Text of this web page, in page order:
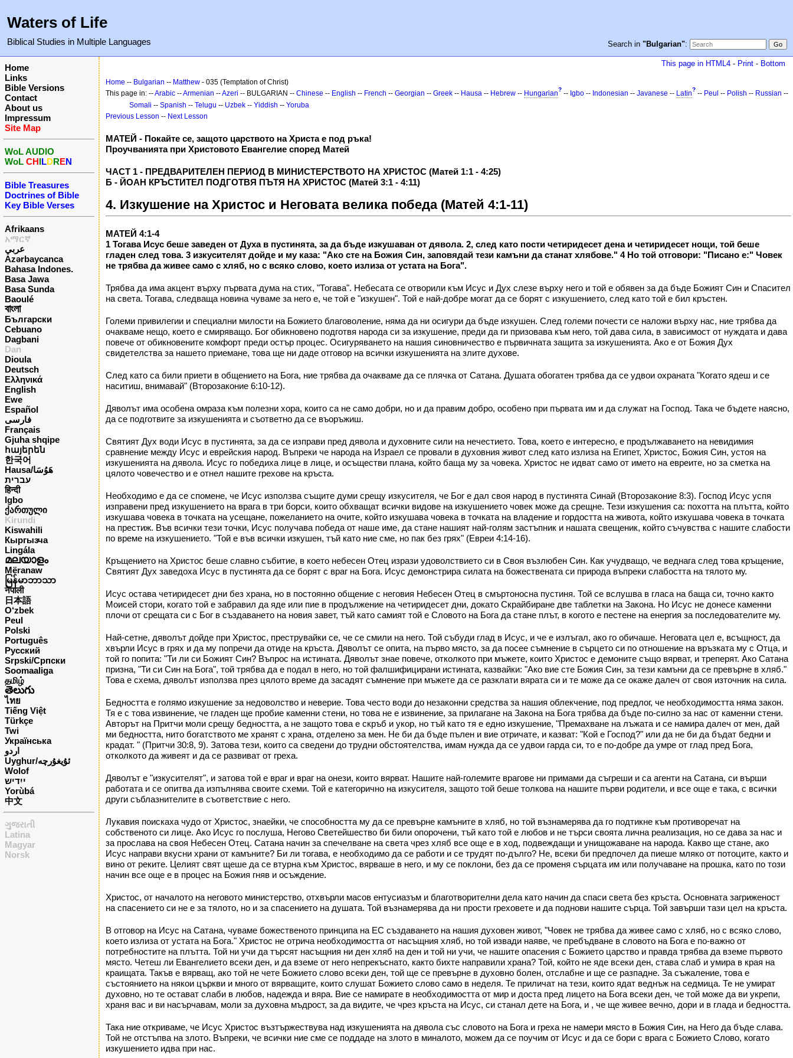
Waters of Life
Biblical Studies in Multiple Languages Search in "Bulgarian":
Home
Links
Bible Versions
Contact
About us
Impressum
Site Map
WoL AUDIO
WoL CHILDREN
Bible Treasures
Doctrines of Bible
Key Bible Verses
Afrikaans
አማርኛ
عربي
Azərbaycanca
Bahasa Indones.
Basa Jawa
Basa Sunda
Baoulé
বাংলা
Български
Cebuano
Dagbani
Dan
Dioula
Deutsch
Ελληνικά
English
Ewe
Español
فارسی
Français
Gjuha shqipe
հայերեն
한국어
Hausa/هَوُسَا
עברית
हिन्दी
Igbo
ქართული
Kirundi
Kiswahili
Кыргызча
Lingála
മലയാളം
Mëranaw
မြန်မာဘာသာ
नेपाली
日本語
O‘zbek
Peul
Polski
Português
Русский
Srpski/Српски
Soomaaliga
தமிழ்
తెలుగు
ไทย
Tiếng Việt
Türkçe
Twi
Українська
اردو
Uyghur/ئۇيغۇرچه
Wolof
ייִדיש
Yorùbá
中文
ગુજરાતી
Latina
Magyar
Norsk
This page in HTML4 - Print - Bottom
Home -- Bulgarian -- Matthew - 035 (Temptation of Christ)
This page in: --Arabic --Armenian --Azeri -- BULGARIAN -- Chinese -- English -- French -- Georgian -- Greek -- Hausa -- Hebrew -- Hungarian? -- Igbo -- Indonesian -- Javanese -- Latin? -- Peul -- Polish -- Russian --
Somali -- Spanish -- Telugu -- Uzbek -- Yiddish -- Yoruba
Previous Lesson -- Next Lesson
МАТЕЙ - Покайте се, защото царството на Христа е под ръка!
Проучванията при Христовото Евангелие според Матей
ЧАСТ 1 - ПРЕДВАРИТЕЛЕН ПЕРИОД В МИНИСТЕРСТВОТО НА ХРИСТОС (Матей 1:1 - 4:25)
Б - ЙОАН КРЪСТИТЕЛ ПОДГОТВЯ ПЪТЯ НА ХРИСТОС (Матей 3:1 - 4:11)
4. Изкушение на Христос и Неговата велика победа (Матей 4:1-11)
МАТЕЙ 4:1-4
1 Тогава Исус беше заведен от Духа в пустинята, за да бъде изкушаван от дявола. 2, след като пости четиридесет дена и четиридесет нощи, той беше
гладен след това. 3 изкусителят дойде и му каза: "Ако сте на Божия Син, заповядай тези камъни да станат хлябове." 4 Но той отговори: "Писано е:" Човек
не трябва да живее само с хляб, но с всяко слово, което излиза от устата на Бога".
Трябва да има акцент върху първата дума на стих, "Тогава". Небесата се отворили към Исус и Дух слезе върху него и той е обявен за да бъде Божият Син и Спасител
на света. Тогава, следваща новина чуваме за него е, че той е "изкушен". Той е най-добре могат да се борят с изкушението, след като той е бил кръстен.
Големи привилегии и специални милости на Божието благоволение, няма да ни осигури да бъде изкушен. След големи почести се наложи върху нас, ние трябва да
очакваме нещо, което е смиряващо. Бог обикновено подготвя народа си за изкушение, преди да ги призовава към него, той дава сила, в зависимост от нуждата и дава
повече от обикновените комфорт преди остър процес. Осигуряването на нашия синовничество е първичната защита за изкушенията. Ако е от Божия Дух
свидетелства за нашето приемане, това ще ни даде отговор на всички изкушенията на злите духове.
След като са били приети в общението на Бога, ние трябва да очакваме да се плячка от Сатана. Душата обогатен трябва да се удвои охраната "Когато ядеш и се
наситиш, внимавай" (Второзаконие 6:10-12).
Дяволът има особена омраза към полезни хора, които са не само добри, но и да правим добро, особено при първата им и да служат на Господ. Така че бъдете наясно,
да се подготвите за изкушенията и съответно да се въоръжиш.
Святият Дух води Исус в пустинята, за да се изправи пред дявола и духовните сили на нечестието. Това, което е интересно, е продължаването на невидимия
сравнение между Исус и еврейския народ. Въпреки че народа на Израел се провали в духовния живот след като излиза на Египет, Христос, Божия Син, устоя на
изкушенията на дявола. Исус го победиха лице в лице, и осъществи плана, който баща му за човека. Христос не идват само от името на евреите, но за сметка на
цялото човечество и е отнел нашите грехове на кръста.
Необходимо е да се спомене, че Исус използва същите думи срещу изкусителя, че Бог е дал своя народ в пустинята Синай (Второзаконие 8:3). Господ Исус успя
изправени пред изкушението на врага в три борси, които обхващат всички видове на изкушението човек може да срещне. Тези изкушения са: похотта на плътта, който
изкушава човека в точката на усещане, пожеланието на очите, който изкушава човека в точката на владение и гордостта на живота, който изкушава човека в точката
на престиж. Във всички тези точки, Исус получава победа от наше име, да стане нашият най-голям застъпник и нашата свещеник, който съчувства с нашите слабости
по време на изкушението. "Той е във всички изкушен, тъй като ние сме, но пак без грях" (Евреи 4:14-16).
Кръщението на Христос беше славно събитие, в което небесен Отец изрази удоволствието си в Своя възлюбен Син. Как учудващо, че веднага след това кръщение,
Святият Дух заведоха Исус в пустинята да се борят с враг на Бога. Исус демонстрира силата на божествената си природа въпреки слабостта на тялото му.
Исус остава четиридесет дни без храна, но в постоянно общение с неговия Небесен Отец в смъртоносна пустиня. Той се вслушва в гласа на баща си, точно както
Моисей стори, когато той е забравил да яде или пие в продължение на четиридесет дни, докато Скрайбиране две таблетки на Закона. Но Исус не донесе каменни
плочи от срещата си с Бог в създаването на новия завет, тъй като самият той е Словото на Бога да стане плът, в когото е пестене на енергия за последователите му.
Най-сетне, дяволът дойде при Христос, преструвайки се, че се смили на него. Той събуди глад в Исус, и че е излъгал, ако го обичаше. Неговата цел е, всъщност, да
хвърли Исус в грях и да му попречи да отиде на кръста. Дяволът се опита, на първо място, за да посее съмнение в сърцето си по отношение на връзката му с Отца, и
той го попита: "Ти ли си Божият Син? Въпрос на истината. Дяволът знае повече, отколкото при мъжете, които Христос е демоните също вярват, и треперят. Ако Сатана
призна, "Ти си Син на Бога", той трябва да е подал в него, но той фалшифицирани истината, казвайки: "Ако вие сте Божия Син, за тези камъни да се превърне в хляб."
Това е схема, дяволът използва през цялото време да засадят съмнение при мъжете да се разклати вярата си и те може да се окаже далеч от своя източник на сила.
Бедността е голямо изкушение за недоволство и неверие. Това често води до незаконни средства за нашия облекчение, под предлог, че необходимостта няма закон.
Тя е с това извинение, че гладен ще пробие каменни стени, но това не е извинение, за прилагане на Закона на Бога трябва да бъде по-силно за нас от каменни стени.
Авторът на Притчи моли срещу бедността, а не защото това е скръб и укор, но тъй като тя е едно изкушение, "Премахване на лъжата и се намира далеч от мен, дай
ми бедността, нито богатството ме хранят с храна, отделено за мен. Не би да бъде пълен и вие отричате, и казват: "Кой е Господ?" или да не би да бъдат бедни и
крадат. " (Притчи 30:8, 9). Затова тези, които са сведени до трудни обстоятелства, имам нужда да се удвои гарда си, то е по-добре да умре от глад пред Бога,
отколкото да живеят и да се развиват от греха.
Дяволът е "изкусителят", и затова той е враг и враг на онези, които вярват. Нашите най-големите врагове ни примами да съгреши и са агенти на Сатана, си върши
работата и се опитва да изпълнява своите схеми. Той е категорично на изкусителя, защото той беше толкова на нашите първи родители, и все още е така, с всички
други съблазнителите в съответствие с него.
Лукавия поискаха чудо от Христос, знаейки, че способността му да се превърне камъните в хляб, но той възнамерява да го подтикне към противоречат на
собственото си лице. Ако Исус го послуша, Негово Светейшество би били опорочени, тъй като той е любов и не търси своята лична реализация, но се дава за нас и
за прослава на своя Небесен Отец. Сатана начин за спечелване на света чрез хляб все още е в ход, подвеждащи и унищожаване на народа. Какво ще стане, ако
Исус направи вкусни храни от камъните? Би ли тогава, е необходимо да се работи и се трудят по-дълго? Не, всеки би предпочел да пиеше мляко от потоците, както и
вино от реките. Целият свят щеше да се втурна към Христос, вярваше в него, и му се поклони, без да се променя сърцата им или получаване на прошка, като по този
начин все още е в процес на Божия гняв и осъждение.
Христос, от началото на неговото министерство, отхвърли масов ентусиазъм и благотворителни дела като начин да спаси света без кръста. Основната загриженост
на спасението си не е за тялото, но и за спасението на душата. Той възнамерява да ни прости греховете и да поднови нашите сърца. Той завърши тази цел на кръста.
В отговор на Исус на Сатана, чуваме божественото принципа на ЕС създаването на нашия духовен живот, "Човек не трябва да живее само с хляб, но с всяко слово,
което излиза от устата на Бога." Христос не отрича необходимостта от насъщния хляб, но той извади наяве, че пребъдване в словото на Бога е по-важно от
потребностите на плътта. Той ни учи да търсят насъщния ни ден хляб на ден и той ни учи, че нашите опасения с Божието царство и правда трябва да вземе първото
място. Четеш ли Евангелието всеки ден, и да вземе от него непрекъснато, както бихте направили храна? Той, който не яде всеки ден, става слаб и умира в края на
краищата. Такъв е вярващ, ако той не чете Божието слово всеки ден, той ще се превърне в духовно болен, отслабне и ще се разпадне. За съжаление, това е
състоянието на някои църкви и много от вярващите, които слушат Божието слово само в неделя. Те приличат на тези, които ядат веднъж на седмица. Те не умират
духовно, но те остават слаби в любов, надежда и вяра. Вие се намирате в необходимостта от мир и доста пред лицето на Бога всеки ден, че той може да ви укрепи,
храня вас и ви насърчавам, моли за духовна мъдрост, за да видите, че чрез кръста на Исус, си станал дете на Бога, и , че ще живее вечно, дори и в глада и бедността.
Така ние откриваме, че Исус Христос възтържествува над изкушенията на дявола със словото на Бога и греха не намери място в Божия Син, на Него да бъде слава.
Той не отстъпва на злото. Въпреки, че всички ние сме се поддаде на злото в миналото, можем да се поучим от Исус и да се бори с врага с Божието Слово, когато
изкушението идва при нас.